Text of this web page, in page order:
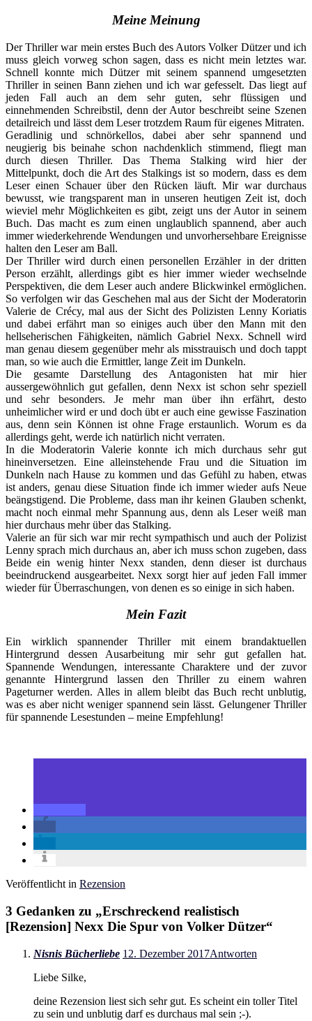
Meine Meinung
Der Thriller war mein erstes Buch des Autors Volker Dützer und ich
muss gleich vorweg schon sagen, dass es nicht mein letztes war.
Schnell konnte mich Dützer mit seinem spannend umgesetzten
Thriller in seinen Bann ziehen und ich war gefesselt. Das liegt auf
jeden Fall auch an dem sehr guten, sehr flüssigen und
einnehmenden Schreibstil, denn der Autor beschreibt seine Szenen
detailreich und lässt dem Leser trotzdem Raum für eigenes Mitraten.
Geradlinig und schnörkellos, dabei aber sehr spannend und
neugierig bis beinahe schon nachdenklich stimmend, fliegt man
durch diesen Thriller. Das Thema Stalking wird hier der
Mittelpunkt, doch die Art des Stalkings ist so modern, dass es dem
Leser einen Schauer über den Rücken läuft. Mir war durchaus
bewusst, wie trangsparent man in unseren heutigen Zeit ist, doch
wieviel mehr Möglichkeiten es gibt, zeigt uns der Autor in seinem
Buch. Das macht es zum einen unglaublich spannend, aber auch
immer wiederkehrende Wendungen und unvorhersehbare Ereignisse
halten den Leser am Ball.
Der Thriller wird durch einen personellen Erzähler in der dritten
Person erzählt, allerdings gibt es hier immer wieder wechselnde
Perspektiven, die dem Leser auch andere Blickwinkel ermöglichen.
So verfolgen wir das Geschehen mal aus der Sicht der Moderatorin
Valerie de Crécy, mal aus der Sicht des Polizisten Lenny Koriatis
und dabei erfährt man so einiges auch über den Mann mit den
hellseherischen Fähigkeiten, nämlich Gabriel Nexx. Schnell wird
man genau diesem gegenüber mehr als misstrauisch und doch tappt
man, so wie auch die Ermittler, lange Zeit im Dunkeln.
Die gesamte Darstellung des Antagonisten hat mir hier
aussergewöhnlich gut gefallen, denn Nexx ist schon sehr speziell
und sehr besonders. Je mehr man über ihn erfährt, desto
unheimlicher wird er und doch übt er auch eine gewisse Faszination
aus, denn sein Können ist ohne Frage erstaunlich. Worum es da
allerdings geht, werde ich natürlich nicht verraten.
In die Moderatorin Valerie konnte ich mich durchaus sehr gut
hineinversetzen. Eine alleinstehende Frau und die Situation im
Dunkeln nach Hause zu kommen und das Gefühl zu haben, etwas
ist anders, genau diese Situation finde ich immer wieder aufs Neue
beängstigend. Die Probleme, dass man ihr keinen Glauben schenkt,
macht noch einmal mehr Spannung aus, denn als Leser weiß man
hier durchaus mehr über das Stalking.
Valerie an für sich war mir recht sympathisch und auch der Polizist
Lenny sprach mich durchaus an, aber ich muss schon zugeben, dass
Beide ein wenig hinter Nexx standen, denn dieser ist durchaus
beeindruckend ausgearbeitet. Nexx sorgt hier auf jeden Fall immer
wieder für Überraschungen, von denen es so einige in sich haben.
Mein Fazit
Ein wirklich spannender Thriller mit einem brandaktuellen
Hintergrund dessen Ausarbeitung mir sehr gut gefallen hat.
Spannende Wendungen, interessante Charaktere und der zuvor
genannte Hintergrund lassen den Thriller zu einem wahren
Pageturner werden. Alles in allem bleibt das Buch recht unblutig,
was es aber nicht weniger spannend sein lässt. Gelungener Thriller
für spannende Lesestunden – meine Empfehlung!
Veröffentlicht in Rezension
3 Gedanken zu „Erschreckend realistisch
[Rezension] Nexx Die Spur von Volker Dützer“
Nisnis Bücherliebe 12. Dezember 2017Antworten
Liebe Silke,
deine Rezension liest sich sehr gut. Es scheint ein toller Titel
zu sein und unblutig darf es durchaus mal sein ;-).